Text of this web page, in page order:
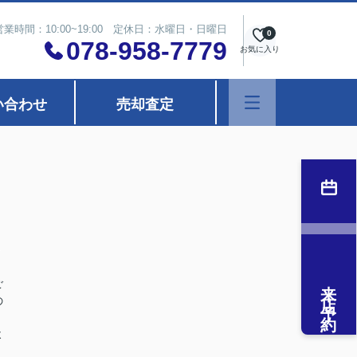
業時間：10:00~19:00 定休日：水曜日・日曜日
078-958-7779 お気に入り
0
合わせ 売却査定
来店予約